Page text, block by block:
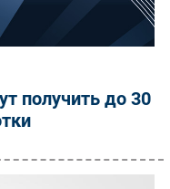
получить до 30